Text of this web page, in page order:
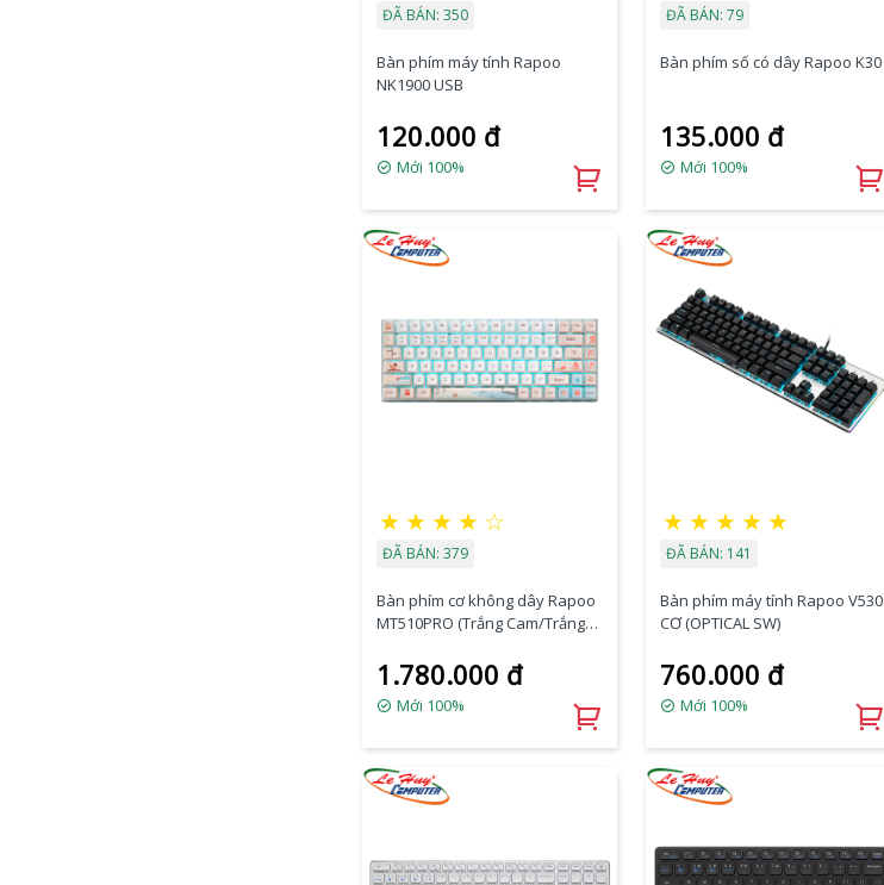
ĐÃ BÁN: 350
Bàn phím máy tính Rapoo
NK1900 USB
120.000 đ
Mới 100%
ĐÃ BÁN: 79
Bàn phím số có dây Rapoo K30
135.000 đ
Mới 100%
★ ★ ★ ★ ☆
ĐÃ BÁN: 379
Bàn phím cơ không dây Rapoo
MT510PRO (Trắng Cam/Trắng
1.780.000 đ
Mới 100%
★ ★ ★ ★ ★
ĐÃ BÁN: 141
Bàn phím máy tính Rapoo V530
CƠ (OPTICAL SW)
760.000 đ
Mới 100%